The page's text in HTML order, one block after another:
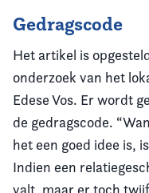
Gedragscode
Het artikel is
onderzoek van het
Edese Vos. Er wordt
de gedragscode.
het een goed idee is,
Indien een
valt, maar er toch